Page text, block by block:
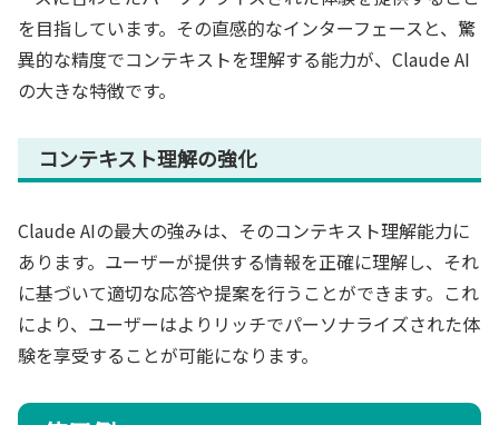
を目指しています。その直感的なインターフェースと、驚
異的な精度でコンテキストを理解する能力が、Claude AI
の大きな特徴です。
コンテキスト理解の強化
Claude AIの最大の強みは、そのコンテキスト理解能力に
あります。ユーザーが提供する情報を正確に理解し、それ
に基づいて適切な応答や提案を行うことができます。これ
により、ユーザーはよりリッチでパーソナライズされた体
験を享受することが可能になります。